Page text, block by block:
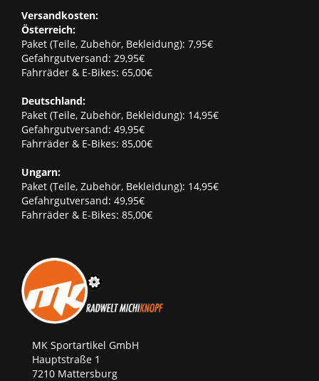
Versandkosten:
Österreich:
Paket (Teile, Zubehör, Bekleidung): 7,95€
Gefahrgutversand: 29,95€
Fahrräder & E-Bikes: 65,00€
Deutschland:
Paket (Teile, Zubehör, Bekleidung): 14,95€
Gefahrgutversand: 49,95€
Fahrräder & E-Bikes: 85,00€
Ungarn:
Paket (Teile, Zubehör, Bekleidung): 14,95€
Gefahrgutversand: 49,95€
Fahrräder & E-Bikes: 85,00€
MK Sportartikel GmbH
Hauptstraße 1
7210 Mattersburg